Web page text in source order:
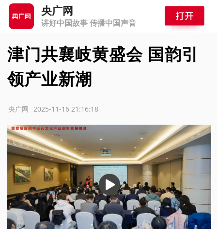
央广网
讲好中国故事 传播中国声音
津门共襄岐黄盛会 国韵引
领产业新潮
2025-11-16 21:16:18
央广网
播
放